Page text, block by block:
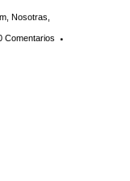
Nosotras
Comentarios